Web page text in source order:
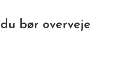
bør overveje